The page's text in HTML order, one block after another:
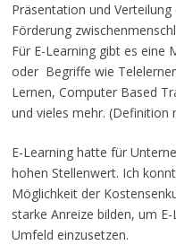
Präsentation und
Förderung
Für E-Learning gibt es eine
oder Begriffe wie
Lernen, Computer Based
und vieles mehr. (Definition
E-Learning hatte für
hohen Stellenwert. Ich
Möglichkeit der
starke Anreize bilden, um
Umfeld einzusetzen.